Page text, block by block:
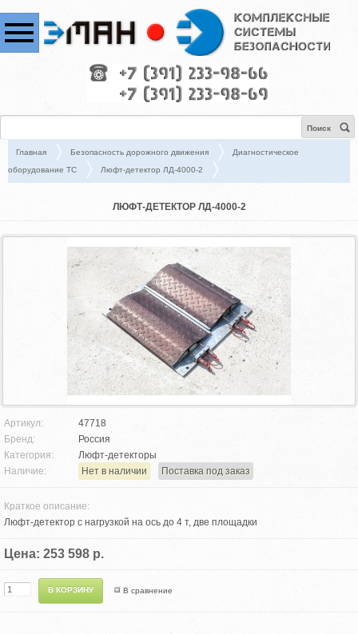
Поиск
Главная Безопасность дорожного движения
Диагностическое
оборудование ТС
Люфт-детектор ЛД-4000-2
ЛЮФТ-ДЕТЕКТОР ЛД-4000-2
Артикул:
47718
Бренд:
Россия
Категория:
Люфт-детекторы
Наличие:
Нет в наличии Поставка под заказ
Краткое описание:
Люфт-детектор с нагрузкой на ось до 4 т, две площадки
Цена: 253 598 р.
В сравнение